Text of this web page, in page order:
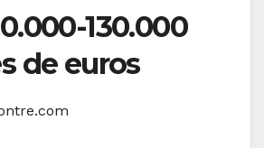
130.000
de euros